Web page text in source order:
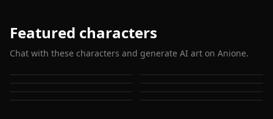
Featured characters
Chat with these characters and generate AI art on Anione.